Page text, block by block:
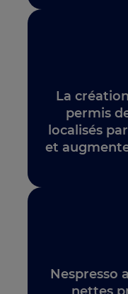
La
permis
localisés
et
Nespresso